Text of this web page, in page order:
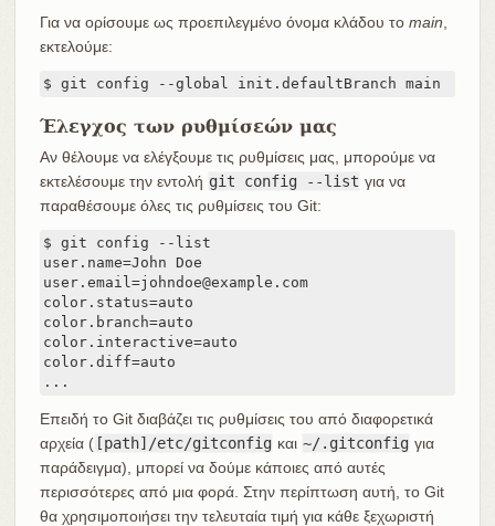
Για να ορίσουμε ως προεπιλεγμένο όνομα κλάδου το main
εκτελούμε:
$ git config --global init.defaultBranch main
Έλεγχος των ρυθμίσεών μας
Αν θέλουμε να ελέγξουμε τις ρυθμίσεις μας, μπορούμε να
εκτελέσουμε την εντολή git config --list για να
παραθέσουμε όλες τις ρυθμίσεις του Git:
$ git config --list
user.name=John Doe
user.email=johndoe@example.com
color.status=auto
color.branch=auto
color.interactive=auto
color.diff=auto
...
Επειδή το Git διαβάζει τις ρυθμίσεις του από διαφορετικά
αρχεία ( [path]/etc/gitconfig και ~/.gitconfig για
παράδειγμα), μπορεί να δούμε κάποιες από αυτές
περισσότερες από μια φορά. Στην περίπτωση αυτή, το Git
θα χρησιμοποιήσει την τελευταία τιμή για κάθε ξεχωριστή